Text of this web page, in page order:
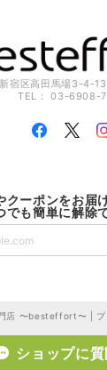
宿区高田馬場3-4-
TEL： 03-6908-
クーポンをお届
でも簡単に解除
店 〜besteffort〜 |
ショップに